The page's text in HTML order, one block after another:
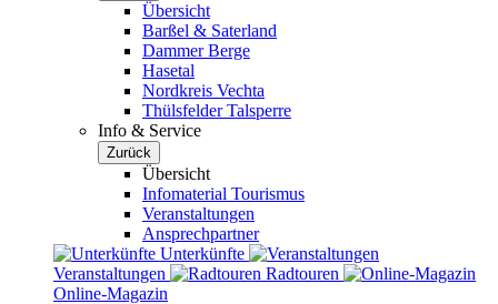
Übersicht
Barßel & Saterland
Dammer Berge
Hasetal
Nordkreis Vechta
Thülsfelder Talsperre
Info & Service
Zurück
Übersicht
Infomaterial Tourismus
Veranstaltungen
Ansprechpartner
Unterkünfte
Veranstaltungen
Radtouren
Online-Magazin